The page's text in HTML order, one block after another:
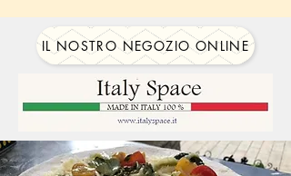
IL NOSTRO NEGOZIO ONLINE